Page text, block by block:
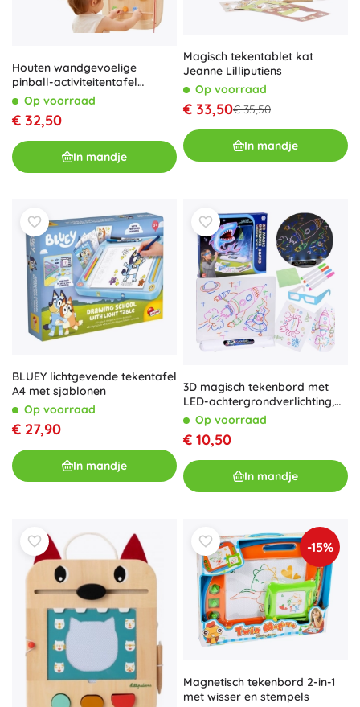
Houten wandgevoelige
pinball-activiteitentafel
WOOPIE
Op voorraad
€ 32,50
In mandje
Magisch tekentablet kat
Jeanne Lilliputiens
Op voorraad
€ 33,50€ 35,50
In mandje
BLUEY lichtgevende tekentafel
A4 met sjablonen
Op voorraad
€ 27,90
In mandje
3D magisch tekenbord met
LED-achtergrondverlichting,
stiften en 3D-bril
Op voorraad
€ 10,50
In mandje
-15%
Magnetisch tekenbord 2-in-1
met wisser en stempels